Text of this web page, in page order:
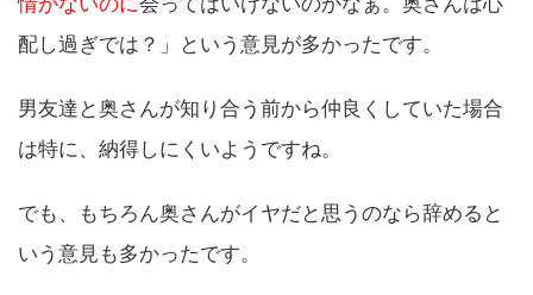
配し過ぎでは？」という意見が多かったです。
男友達と奥さんが知り合う前から仲良くしていた場合
は特に、納得しにくいようですね。
でも、もちろん奥さんがイヤだと思うのなら辞めると
いう意見も多かったです。